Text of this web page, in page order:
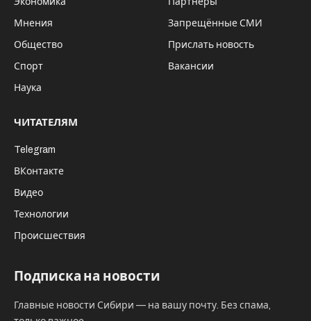
В финальные кадры нового голливудского
красноярские Столбы. На видео осколки
метеорита падают на тайгу во время
шаманского реитуала.
О «дебюте в Голливуде» сообщил красноярец
сибирского шамана, который появляется на